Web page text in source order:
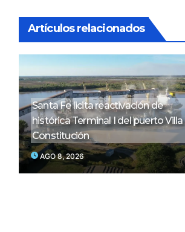
Artículos relacionados
Santa Fe licita reactivación de
histórica Terminal I del puerto Villa
Constitución
AGO 8, 2026